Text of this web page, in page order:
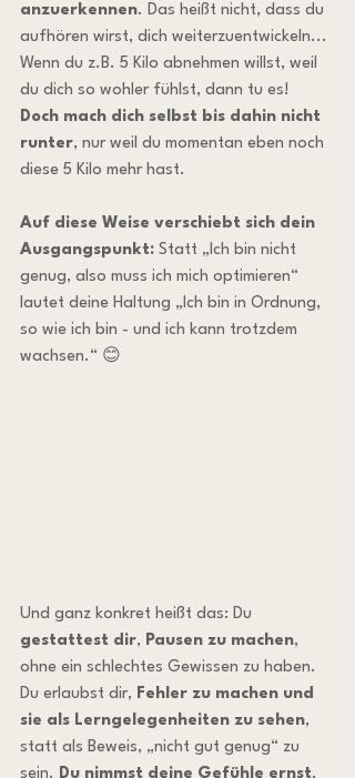
anzuerkennen. Das heißt nicht, dass du
aufhören wirst, dich weiterzuentwickeln...
Wenn du z.B. 5 Kilo abnehmen willst, weil
du dich so wohler fühlst, dann tu es!
Doch mach dich selbst bis dahin nicht
runter, nur weil du momentan eben noch
diese 5 Kilo mehr hast.
Auf diese Weise verschiebt sich dein
Ausgangspunkt: Statt „Ich bin nicht
genug, also muss ich mich optimieren“
lautet deine Haltung „Ich bin in Ordnung,
so wie ich bin - und ich kann trotzdem
wachsen.“ 😊
Und ganz konkret heißt das: Du
gestattest dir, Pausen zu machen,
ohne ein schlechtes Gewissen zu haben.
Du erlaubst dir, Fehler zu machen und
sie als Lerngelegenheiten zu sehen,
statt als Beweis, „nicht gut genug“ zu
sein. Du nimmst deine Gefühle ernst,